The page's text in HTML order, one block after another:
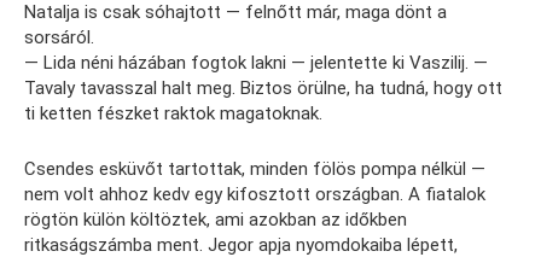
Natalja is csak sóhajtott — felnőtt már, maga dönt a
sorsáról.
— Lida néni házában fogtok lakni — jelentette ki Vaszilij. —
Tavaly tavasszal halt meg. Biztos örülne, ha tudná, hogy ott
ti ketten fészket raktok magatoknak.
Csendes esküvőt tartottak, minden fölös pompa nélkül —
nem volt ahhoz kedv egy kifosztott országban. A fiatalok
rögtön külön költöztek, ami azokban az időkben
ritkaságszámba ment. Jegor apja nyomdokaiba lépett,